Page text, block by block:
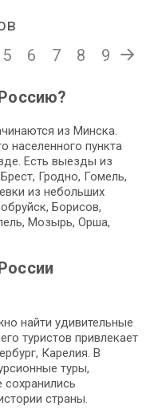
5 6 7 8 9
из Минска.
населенного пункта
Есть выезды из
Гродно, Гомель,
из небольших
Борисов,
Мозырь, Орша,
найти удивительные
туристов привлекает
Карелия. В
туры,
страны.